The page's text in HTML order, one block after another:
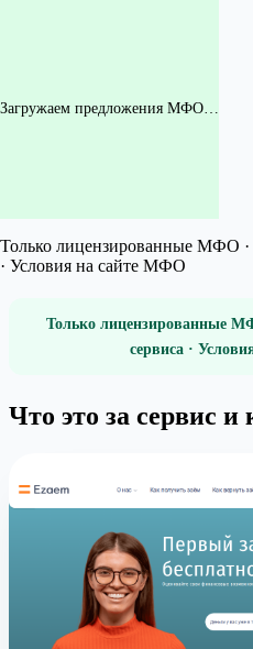
Загружаем предложения МФО…
Только лицензированные МФО ·
· Условия на сайте МФО
Только лицензированные
сервиса ·
Что это за сервис и